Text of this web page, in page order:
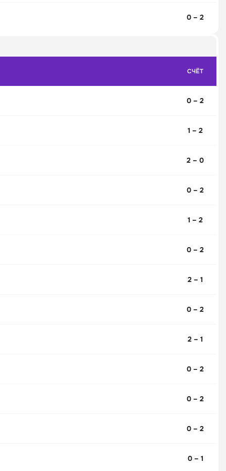
0 – 2
СЧЁТ
0 – 2
1 – 2
2 – 0
0 – 2
1 – 2
0 – 2
2 – 1
0 – 2
2 – 1
0 – 2
0 – 2
0 – 2
0 – 1